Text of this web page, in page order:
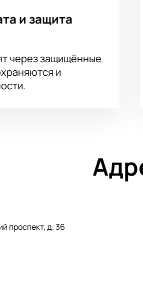
и защита
через защищённые
и
проспект, д. 36